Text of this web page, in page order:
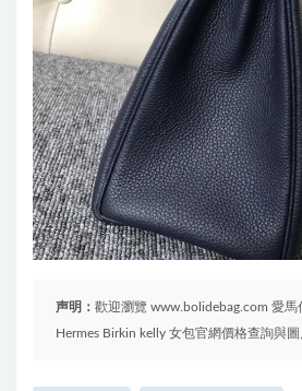
声明： 歡迎瀏覽 www.bolidebag.com 愛馬
Hermes Birkin kelly 女包官網價格查詢與圖